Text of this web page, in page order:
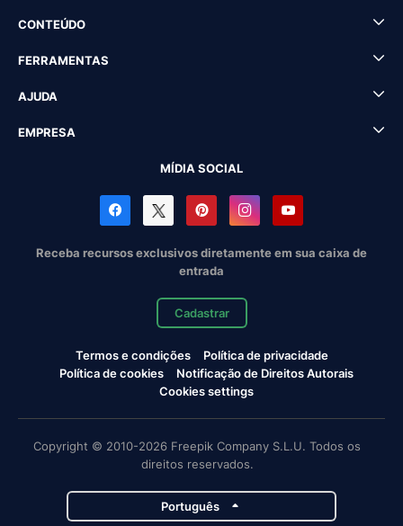
CONTEÚDO
FERRAMENTAS
AJUDA
EMPRESA
MÍDIA SOCIAL
Receba recursos exclusivos diretamente em sua caixa de
entrada
Cadastrar
Termos e condições
Política de privacidade
Política de cookies
Notificação de Direitos Autorais
Cookies settings
Copyright © 2010-2026 Freepik Company S.L.U. Todos os
direitos reservados.
Português